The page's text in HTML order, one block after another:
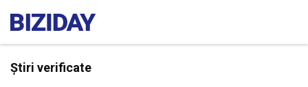
Știri verificate